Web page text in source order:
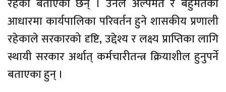
आधारमा कार्यपालिका परिवर्तन हुने शासकीय प्रणाली
रहेकाले सरकारको दृष्टि, उद्देश्य र लक्ष्य प्राप्तिका लागि
स्थायी सरकार अर्थात् कर्मचारीतन्त्र क्रियाशील हुनुपर्ने
बताएका हुन् ।